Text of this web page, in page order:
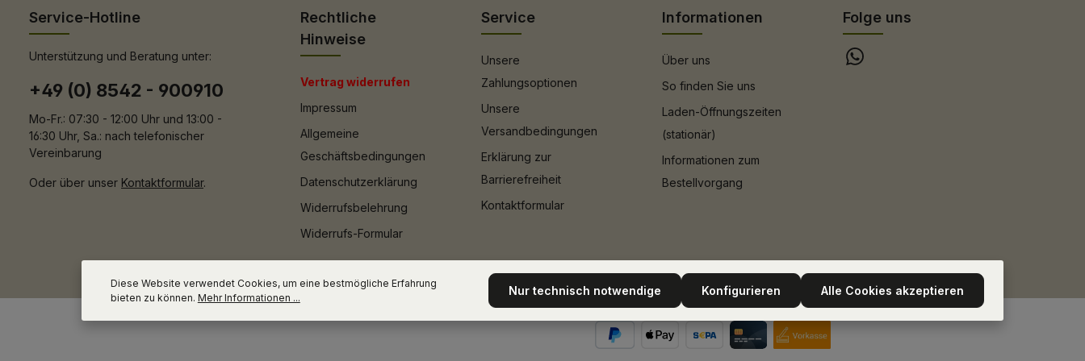
Service-Hotline
Unterstützung und Beratung unter:
+49 (0) 8542 - 900910
Mo-Fr.: 07:30 - 12:00 Uhr und 13:00 -
16:30 Uhr, Sa.: nach telefonischer
Vereinbarung
Oder über unser Kontaktformular.
Rechtliche
Hinweise
Vertrag widerrufen
Impressum
Allgemeine
Geschäftsbedingungen
Datenschutzerklärung
Widerrufsbelehrung
Widerrufs-Formular
Service
Unsere
Zahlungsoptionen
Unsere
Versandbedingungen
Erklärung zur
Barrierefreiheit
Kontaktformular
Informationen
Über uns
So finden Sie uns
Laden-Öffnungszeiten
(stationär)
Informationen zum
Bestellvorgang
Folge uns
Diese Website verwendet Cookies, um eine bestmögliche Erfahrung
bieten zu können. Mehr Informationen ... Nur technisch notwendige Konfigurieren Alle Cookies akzeptieren